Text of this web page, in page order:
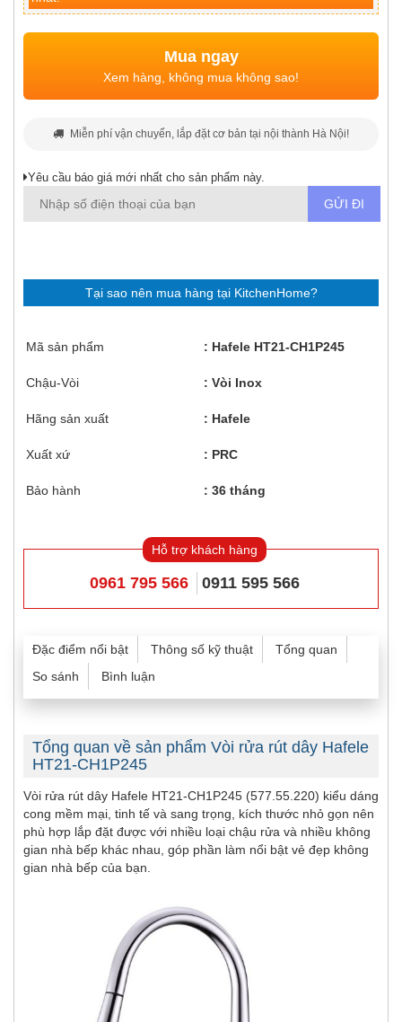
Mua ngay
Xem hàng, không mua không sao!
Miễn phí vận chuyển, lắp đặt cơ bản tại nội thành Hà Nội!
Yêu cầu báo giá mới nhất cho sản phẩm này.
Tại sao nên mua hàng tại KitchenHome?
Mã sản phẩm Hafele HT21-CH1P245
Chậu-Vòi Vòi Inox
Hãng sản xuất Hafele
Xuất xứ PRC
Bảo hành 36 tháng
Hỗ trợ khách hàng
0961 795 566 0911 595 566
Đặc điểm nổi bật Thông số kỹ thuật
Tổng quan
So sánh
Bình luận
Tổng quan về sản phẩm Vòi rửa rút dây Hafele
HT21-CH1P245
Vòi rửa rút dây Hafele HT21-CH1P245 (577.55.220) kiểu dáng
cong mềm mại, tinh tế và sang trọng, kích thước nhỏ gọn nên
phù hợp lắp đặt được với nhiều loại chậu rửa và nhiều không
gian nhà bếp khác nhau, góp phần làm nổi bật vẻ đẹp không
gian nhà bếp của bạn.